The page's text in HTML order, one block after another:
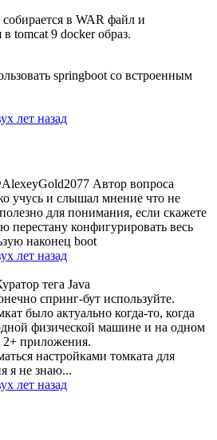
в WAR файл и
в tomcat 9 docker образ.
springboot со встроенным
лет назад
Автор вопроса
учусь и слышал мнение что не
для понимания, если скажете
перестану конфигурировать весь
наконец boot
лет назад
тега Java
спринг-бут используйте.
было актуально когда-то, когда
физической машине и на одном
2+ приложения.
настройками томката для
я не знаю...
лет назад